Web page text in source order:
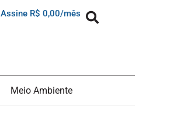
Assine R$ 0,00/mês
Meio Ambiente